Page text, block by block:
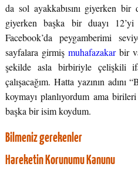
da sol ayakkabısını giyerken bir
giyerken başka bir duayı
Facebook’da peygamberimi
sayfalara girmiş muhafazakarbir
şekilde asla birbiriyle çelişkili
çalışacağım. Hatta yazının
koymayı planlıyordum ama
başka bir isim koydum.
Bilmeniz gerekenler
Hareketin Korunumu Kanunu